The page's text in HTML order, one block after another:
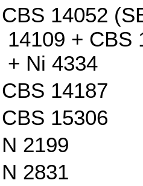
CBS 14052
14109 + CBS
+ Ni 4334
CBS 14187
CBS 15306
N 2199
N 2831